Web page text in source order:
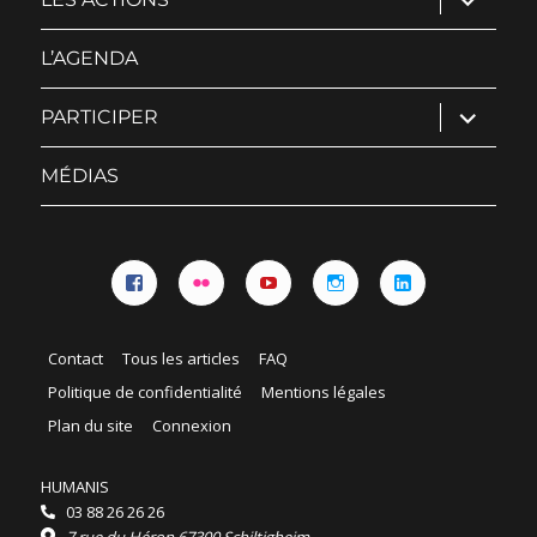
le
sous-
L’AGENDA
PARTICIPER ouvrir
le
sous-
MÉDIAS
Contact Tous les articles
FAQ
Politique de confidentialité
Mentions légales
Plan du site
Connexion
HUMANIS
03 88 26 26 26